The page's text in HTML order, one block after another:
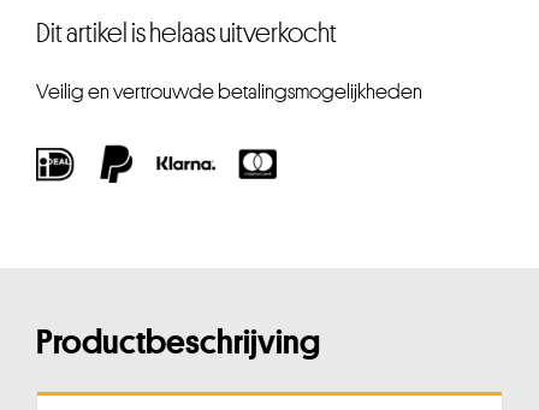
Dit artikel is helaas uitverkocht
Veilig en vertrouwde betalingsmogelijkheden
Productbeschrijving